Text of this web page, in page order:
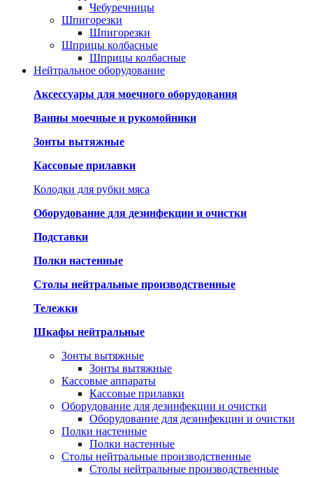
Чебуречницы
Шпигорезки
Шпигорезки
Шприцы колбасные
Шприцы колбасные
Нейтральное оборудование
Аксессуары для моечного оборудования
Ванны моечные и рукомойники
Зонты вытяжные
Кассовые прилавки
Колодки для рубки мяса
Оборудование для дезинфекции и очистки
Подставки
Полки настенные
Столы нейтральные производственные
Тележки
Шкафы нейтральные
Зонты вытяжные
Зонты вытяжные
Кассовые аппараты
Кассовые прилавки
Оборудование для дезинфекции и очистки
Оборудование для дезинфекции и очистки
Полки настенные
Полки настенные
Столы нейтральные производственные
Столы нейтральные производственные